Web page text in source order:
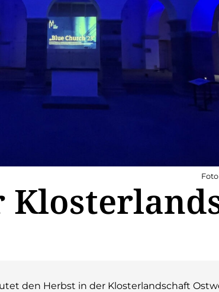
den Herbst in der Klosterlandschaft